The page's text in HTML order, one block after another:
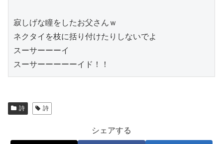
寂しげな瞳をしたお父さんｗ
ネクタイを枝に括り付けたりしないでよ
スーサーーーイ
スーサーーーーーイド！！
詩 詩
シェアする